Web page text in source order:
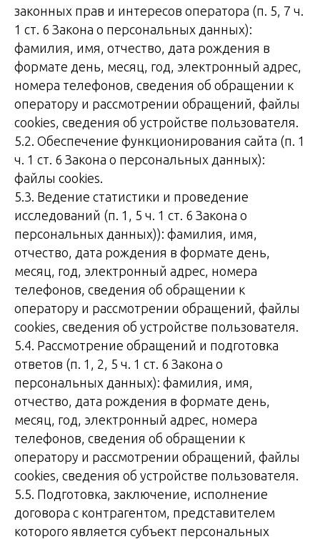
законных прав и интересов оператора (п. 5, 7 ч.
1 ст. 6 Закона о персональных данных):
фамилия, имя, отчество, дата рождения в
формате день, месяц, год, электронный адрес,
номера телефонов, сведения об обращении к
оператору и рассмотрении обращений, файлы
cookies, сведения об устройстве пользователя.
5.2. Обеспечение функционирования сайта (п. 1
ч. 1 ст. 6 Закона о персональных данных):
файлы cookies.
5.3. Ведение статистики и проведение
исследований (п. 1, 5 ч. 1 ст. 6 Закона о
персональных данных)): фамилия, имя,
отчество, дата рождения в формате день,
месяц, год, электронный адрес, номера
телефонов, сведения об обращении к
оператору и рассмотрении обращений, файлы
cookies, сведения об устройстве пользователя.
5.4. Рассмотрение обращений и подготовка
ответов (п. 1, 2, 5 ч. 1 ст. 6 Закона о
персональных данных): фамилия, имя,
отчество, дата рождения в формате день,
месяц, год, электронный адрес, номера
телефонов, сведения об обращении к
оператору и рассмотрении обращений, файлы
cookies, сведения об устройстве пользователя.
5.5. Подготовка, заключение, исполнение
договора с контрагентом, представителем
которого является субъект персональных